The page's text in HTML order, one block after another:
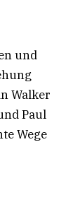
und
Walker
Paul
Wege